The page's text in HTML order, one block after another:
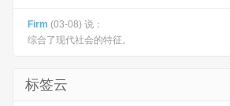
Firm (03-08) 说：
综合了现代社会的特征。
标签云